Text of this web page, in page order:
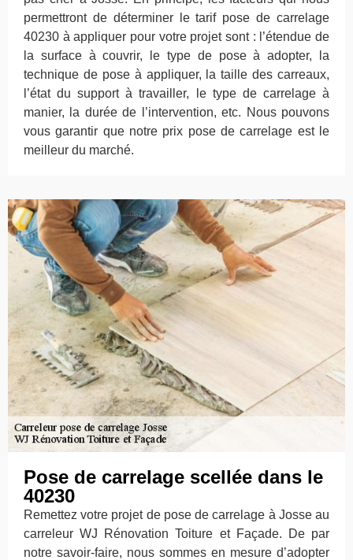
permettront de déterminer le tarif pose de carrelage
40230 à appliquer pour votre projet sont : l’étendue de
la surface à couvrir, le type de pose à adopter, la
technique de pose à appliquer, la taille des carreaux,
l’état du support à travailler, le type de carrelage à
manier, la durée de l’intervention, etc. Nous pouvons
vous garantir que notre prix pose de carrelage est le
meilleur du marché.
Pose de carrelage scellée dans le
40230
Remettez votre projet de pose de carrelage à Josse au
carreleur WJ Rénovation Toiture et Façade. De par
notre savoir-faire, nous sommes en mesure d’adopter